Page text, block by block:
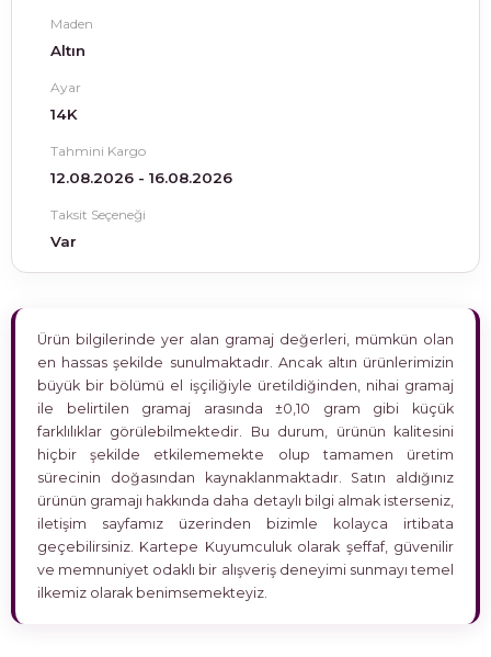
Maden
Altın
Ayar
14K
Tahmini Kargo
12.08.2026 - 16.08.2026
Taksit Seçeneği
Var
Ürün bilgilerinde yer alan gramaj değerleri, mümkün olan
en hassas şekilde sunulmaktadır. Ancak altın ürünlerimizin
büyük bir bölümü el işçiliğiyle üretildiğinden, nihai gramaj
ile belirtilen gramaj arasında ±0,10 gram gibi küçük
farklılıklar görülebilmektedir. Bu durum, ürünün kalitesini
hiçbir şekilde etkilememekte olup tamamen üretim
sürecinin doğasından kaynaklanmaktadır. Satın aldığınız
ürünün gramajı hakkında daha detaylı bilgi almak isterseniz,
iletişim sayfamız üzerinden bizimle kolayca irtibata
geçebilirsiniz. Kartepe Kuyumculuk olarak şeffaf, güvenilir
ve memnuniyet odaklı bir alışveriş deneyimi sunmayı temel
ilkemiz olarak benimsemekteyiz.